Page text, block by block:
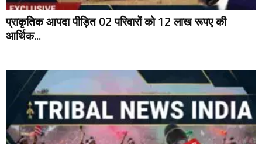
प्राकृतिक आपदा पीड़ित 02 परिवारों को 12 लाख रूपए की
आर्थिक...